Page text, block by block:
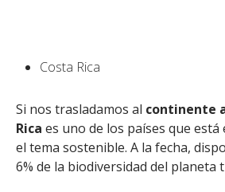
Costa Rica
Si nos trasladamos al continente
Rica es uno de los países que
el tema sostenible. A la fecha,
6% de la biodiversidad del planeta